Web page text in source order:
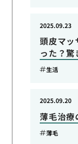
頭皮マッ
った？
2025.09.23
生活
薄毛治療
2025.09.20
薄毛